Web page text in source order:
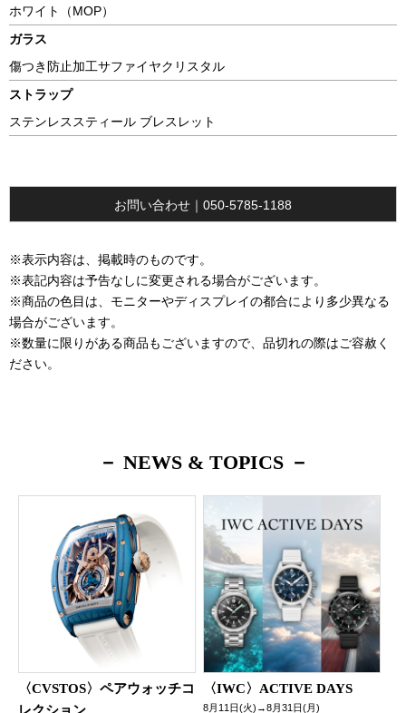
ホワイト（MOP）
ガラス
傷つき防止加工サファイヤクリスタル
ストラップ
ステンレススティール ブレスレット
お問い合わせ｜050-5785-1188
※表示内容は、掲載時のものです。
※表記内容は予告なしに変更される場合がございます。
※商品の色目は、モニターやディスプレイの都合により多少異なる
場合がございます。
※数量に限りがある商品もございますので、品切れの際はご容赦く
ださい。
－ NEWS & TOPICS －
〈CVSTOS〉ペアウォッチコ
〈IWC〉ACTIVE DAYS
8月11日(火)→8月31日(月)